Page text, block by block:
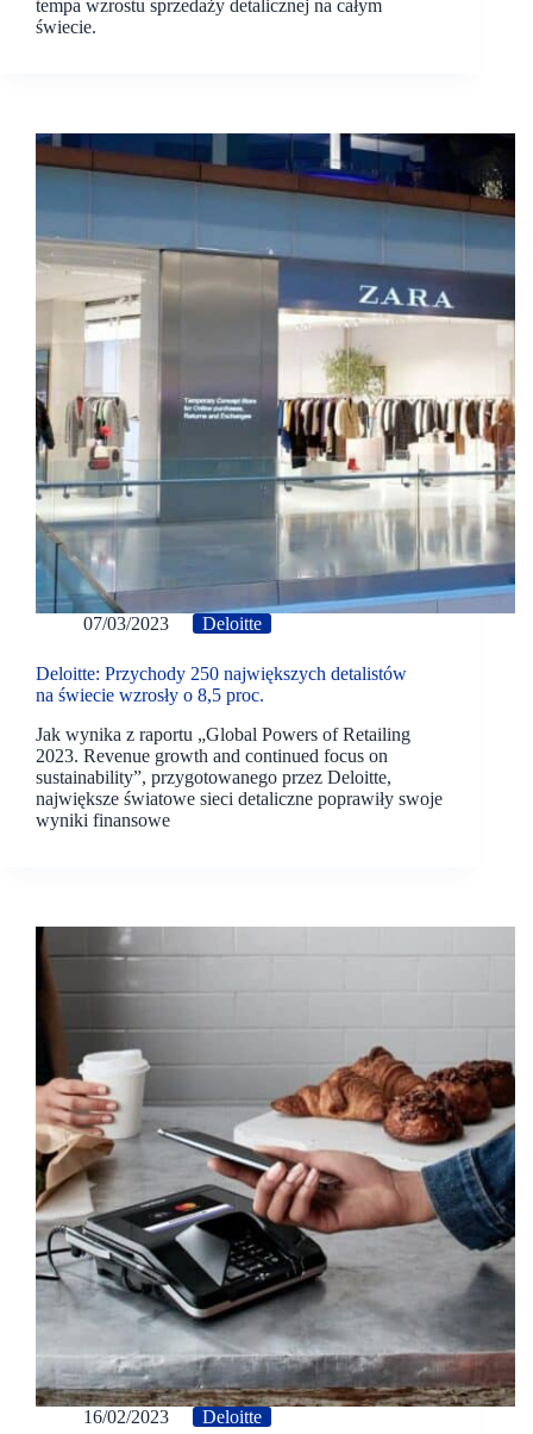
tempa wzrostu sprzedaży detalicznej na całym
świecie.
07/03/2023 Deloitte
Deloitte: Przychody 250 największych detalistów
na świecie wzrosły o 8,5 proc.
Jak wynika z raportu „Global Powers of Retailing
2023. Revenue growth and continued focus on
sustainability”, przygotowanego przez Deloitte,
największe światowe sieci detaliczne poprawiły swoje
wyniki finansowe
16/02/2023 Deloitte